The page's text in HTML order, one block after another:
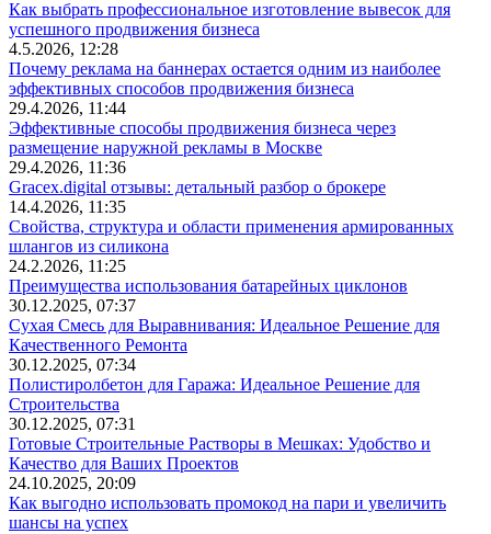
Как выбрать профессиональное изготовление вывесок для
успешного продвижения бизнеса
4.5.2026, 12:28
Почему реклама на баннерах остается одним из наиболее
эффективных способов продвижения бизнеса
29.4.2026, 11:44
Эффективные способы продвижения бизнеса через
размещение наружной рекламы в Москве
29.4.2026, 11:36
Gracex.digital отзывы: детальный разбор о брокере
14.4.2026, 11:35
Свойства, структура и области применения армированных
шлангов из силикона
24.2.2026, 11:25
Преимущества использования батарейных циклонов
30.12.2025, 07:37
Сухая Смесь для Выравнивания: Идеальное Решение для
Качественного Ремонта
30.12.2025, 07:34
Полистиролбетон для Гаража: Идеальное Решение для
Строительства
30.12.2025, 07:31
Готовые Строительные Растворы в Мешках: Удобство и
Качество для Ваших Проектов
24.10.2025, 20:09
Как выгодно использовать промокод на пари и увеличить
шансы на успех